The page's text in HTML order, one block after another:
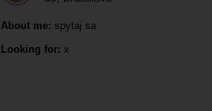
About me: spytaj sa
Looking for: x